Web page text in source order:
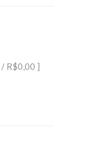
/ R$0,00 ]